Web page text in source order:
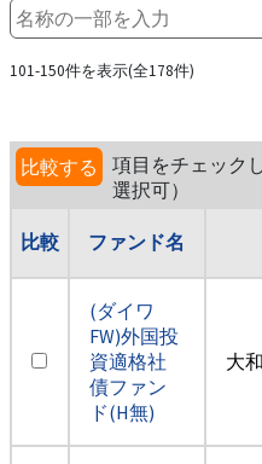
101-150件を表示(全178件)
比較する
項目をチェック
選択可）
比較 ファンド名
(ダイワ
FW)外国投
資適格社
債ファン
ド(H無)
大和